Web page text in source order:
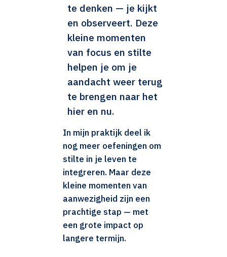
te denken — je kijkt
en observeert. Deze
kleine momenten
van focus en stilte
helpen je om je
aandacht weer terug
te brengen naar het
hier en nu.
In mijn praktijk deel ik
nog meer oefeningen om
stilte in je leven te
integreren. Maar deze
kleine momenten van
aanwezigheid zijn een
prachtige stap — met
een grote impact op
langere termijn.